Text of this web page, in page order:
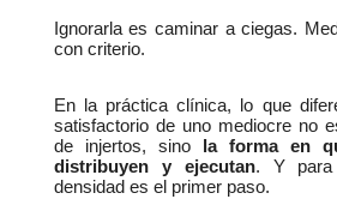
Ignorarla es caminar a ciegas.
con criterio.
En la práctica clínica, lo que
satisfactorio de uno mediocre no
de injertos, sino
la forma en
distribuyen y ejecutan. Y para
densidad es el primer paso.